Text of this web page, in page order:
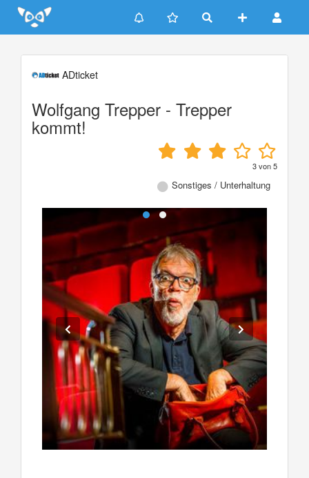
Update cookies preferences
ADticket
Wolfgang Trepper - Trepper
kommt!
3von5
Sonstiges / Unterhaltung